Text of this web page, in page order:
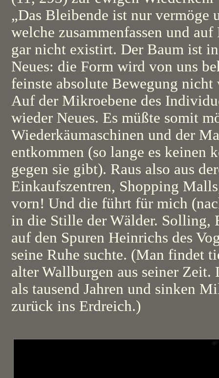
„Das Bleibende ist nur vermöge
welche zusammenfassen und
gar nicht existirt. Der Baum ist
Neues: die Form wird von uns
feinste absolute Bewegung nicht
Auf der Mikroebene des
wieder Neues. Es müßte somit
Wiederkäumaschinen und der
entkommen (so lange es keinen
gegen sie gibt). Raus also aus
Einkaufszentren, Shopping
vorn! Und die führt für mich
in die Stille der Wälder. Solling,
auf den Spuren Heinrichs des
seine Ruhe suchte. (Man findet
alter Wallburgen aus seiner Zeit.
als tausend Jahren und sinken
zurück ins Erdreich.)